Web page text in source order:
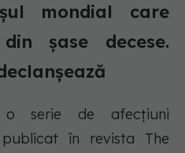
mondial care
șase decese.
o serie de afecțiuni
în revista The